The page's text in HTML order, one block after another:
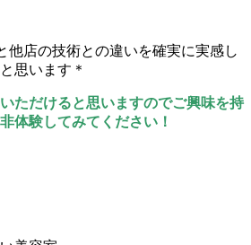
他店の技術との違いを確実に実感し
思います＊
ただけると思いますのでご興味を持
体験してみてください！